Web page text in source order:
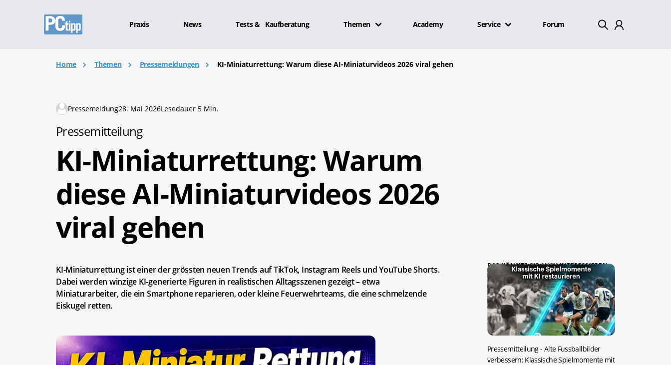
Praxis News Tests & Kaufberatung Themen Academy Service Forum
Home Themen Pressemeldungen KI-Miniaturrettung: Warum diese AI-Miniaturvideos 2026 viral gehen
Pressemeldung28. Mai 2026Lesedauer 5 Min.
Pressemitteilung
KI-Miniaturrettung: Warum
diese AI-Miniaturvideos 2026
viral gehen
KI-Miniaturrettung ist einer der grössten neuen Trends auf TikTok, Instagram Reels und YouTube Shorts.
Dabei werden winzige KI-generierte Figuren in realistischen Alltagsszenen gezeigt – etwa
Miniaturarbeiter, die ein Smartphone reparieren, oder kleine Feuerwehrteams, die eine schmelzende
Eiskugel retten.
DAS KÖNNTE SIE AUCH INTERESSIEREN:
Pressemitteilung - Alte Fussballbilder
verbessern: Klassische Spielmomente mit